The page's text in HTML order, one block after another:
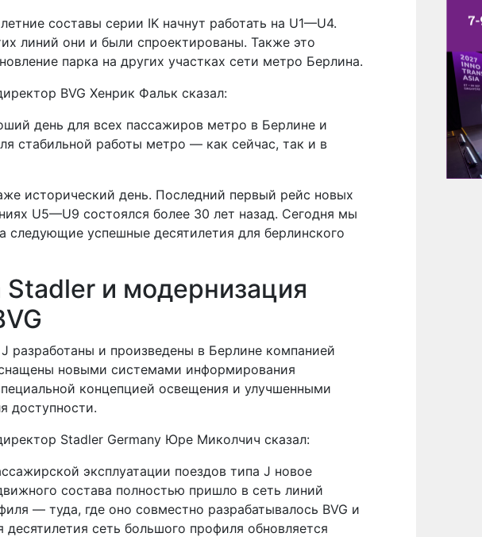
составы серии IK начнут работать на U1—U4.
линий они и были спроектированы. Также это
парка на других участках сети метро Берлина.
BVG Хенрик Фальк сказал:
день для всех пассажиров метро в Берлине и
стабильной работы метро — как сейчас, так и в
исторический день. Последний первый рейс новых
U5—U9 состоялся более 30 лет назад. Сегодня мы
следующие успешные десятилетия для берлинского
Stadler и модернизация
разработаны и произведены в Берлине компанией
новыми системами информирования
концепцией освещения и улучшенными
доступности.
Stadler Germany Юре Миколчич сказал:
эксплуатации поездов типа J новое
состава полностью пришло в сеть линий
— туда, где оно совместно разрабатывалось BVG и
десятилетия сеть большого профиля обновляется